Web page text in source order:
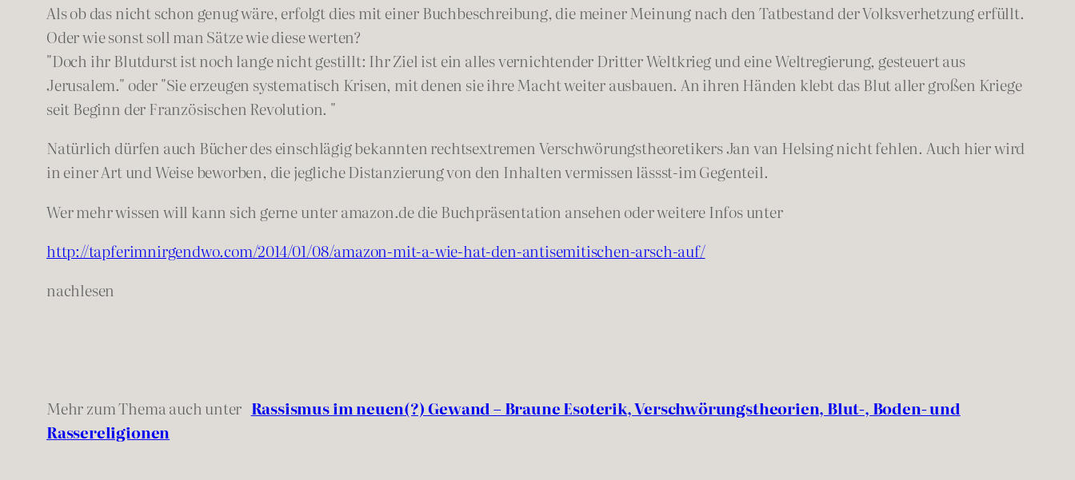
Als ob das nicht schon genug wäre, erfolgt dies mit einer Buchbeschreibung, die meiner Meinung nach den Tatbestand der Volksverhetzung erfüllt.
Oder wie sonst soll man Sätze wie diese werten?
"Doch ihr Blutdurst ist noch lange nicht gestillt: Ihr Ziel ist ein alles vernichtender Dritter Weltkrieg und eine Weltregierung, gesteuert aus
Jerusalem." oder "Sie erzeugen systematisch Krisen, mit denen sie ihre Macht weiter ausbauen. An ihren Händen klebt das Blut aller großen Kriege
seit Beginn der Französischen Revolution. "
Natürlich dürfen auch Bücher des einschlägig bekannten rechtsextremen Verschwörungstheoretikers Jan van Helsing nicht fehlen. Auch hier wird
in einer Art und Weise beworben, die jegliche Distanzierung von den Inhalten vermissen lässst-im Gegenteil.
Wer mehr wissen will kann sich gerne unter amazon.de die Buchpräsentation ansehen oder weitere Infos unter
http://tapferimnirgendwo.com/2014/01/08/amazon-mit-a-wie-hat-den-antisemitischen-arsch-auf/
nachlesen
Mehr zum Thema auch unter Rassismus im neuen(?) Gewand – Braune Esoterik, Verschwörungstheorien, Blut-, Boden- und
Rassereligionen